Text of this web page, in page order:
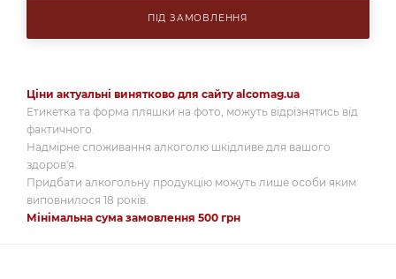
ПІД ЗАМОВЛЕННЯ
Ціни актуальні винятково для сайту alcomag.ua
Етикетка та форма пляшки на фото, можуть відрізнятись від
фактичного.
Надмірне споживання алкоголю шкідливе для вашого
здоров'я.
Придбати алкогольну продукцію можуть лише особи яким
виповнилося 18 років.
Мінімальна сума замовлення 500 грн